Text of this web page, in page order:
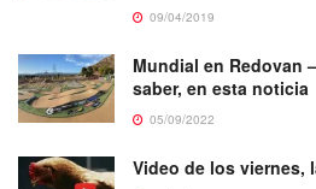
09/04/2019
Mundial en Redovan
saber, en esta noticia
05/09/2022
Video de los viernes,